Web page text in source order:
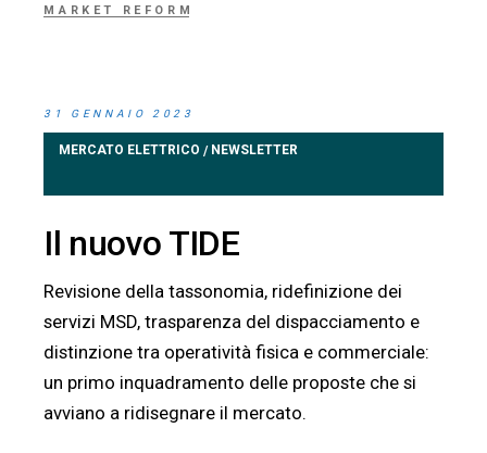
MARKET REFORM
31 GENNAIO 2023
MERCATO ELETTRICO / NEWSLETTER
Il nuovo TIDE
Revisione della tassonomia, ridefinizione dei
servizi MSD, trasparenza del dispacciamento e
distinzione tra operatività fisica e commerciale:
un primo inquadramento delle proposte che si
avviano a ridisegnare il mercato.